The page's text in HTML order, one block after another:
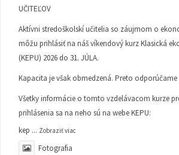
UČITEĽOV
Aktívni stredoškolskí učitelia so záujmom o
môžu prihlásiť na náš víkendový kurz Klasická
(KEPU) 2026 do 31. JÚLA.
Kapacita je však obmedzená. Preto odporúčame
Všetky informácie o tomto vzdelávacom kurze
prihlásenia sa na neho sú na webe KEPU:
kep ... Zobraziť viac
Fotografia